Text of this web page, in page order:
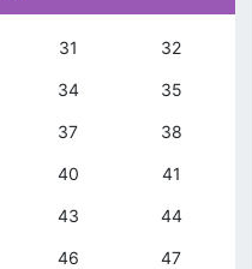
31 32
34 35
37 38
40 41
43 44
46 47